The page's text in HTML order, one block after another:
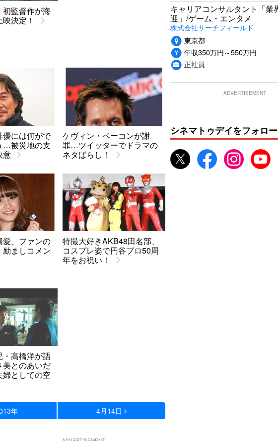
初監督作が海
決定！
には何がで
…被災地の支
意
ケヴィン・ベーコンが謝
罪…ツイッターでドラマの
ネタばらし！
、ファンの
ましコメン
特撮大好きAKB48田名部、
コスプレ姿で円谷プロ50周
年をお祝い！
高橋洋が語
美とのあいだ
婦としての空
年 4月14日
キャリアコンサルタント「業
迎」/ゲーム・エンタメ
株式会社サーチフィールド
東京都
年収350万円～550万円
正社員
ADVERTISEMENT
シネマトゥデイをフォロー